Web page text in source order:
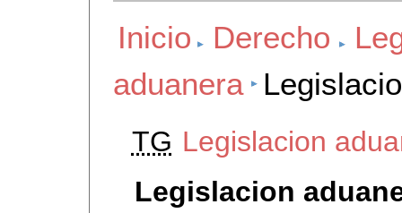
Inicio Derecho
aduanera
TG Legislacion
Legislacion